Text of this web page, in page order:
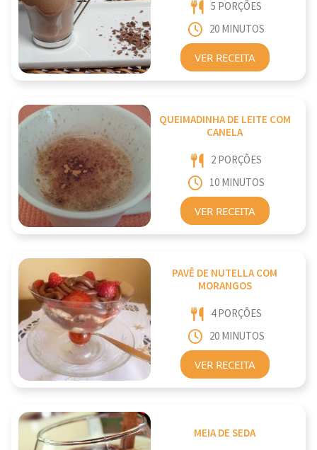
5 PORÇÕES
20 MINUTOS
VER RECEITA
QUEIMADINHA DE LEITE COM
CANELA
2 PORÇÕES
10 MINUTOS
VER RECEITA
PAVÊ DE NUTELLA COM
MORANGOS
4 PORÇÕES
20 MINUTOS
VER RECEITA
MEIA DE SEDA